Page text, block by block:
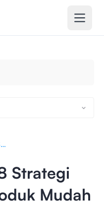
SEO Amazon: 8 Strategi Efektif agar Produk Mudah Ditemukan!
Strategi
Mudah